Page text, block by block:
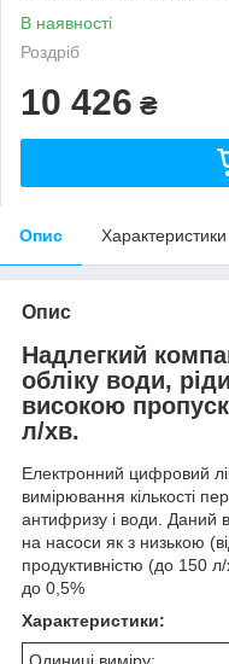
В наявності
Роздріб
10 426 ₴
Опис Характеристики
Опис
Надлегкий
обліку води,
високою
л/хв.
Електронний цифровий
вимірювання кількості
антифризу і води. Даний
на насоси як з низькою
продуктивністю (до 150
до 0,5%
Характеристики: